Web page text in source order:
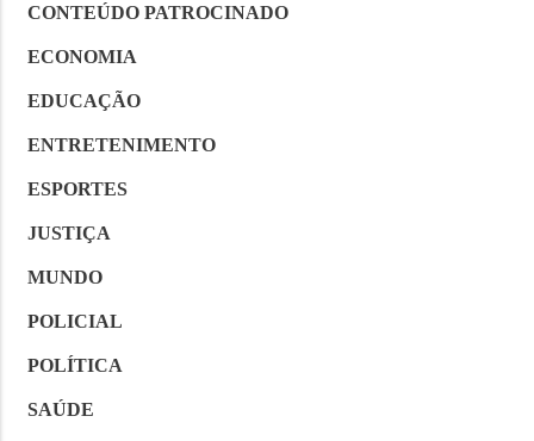
CONTEÚDO PATROCINADO
ECONOMIA
EDUCAÇÃO
ENTRETENIMENTO
ESPORTES
JUSTIÇA
MUNDO
POLICIAL
POLÍTICA
SAÚDE